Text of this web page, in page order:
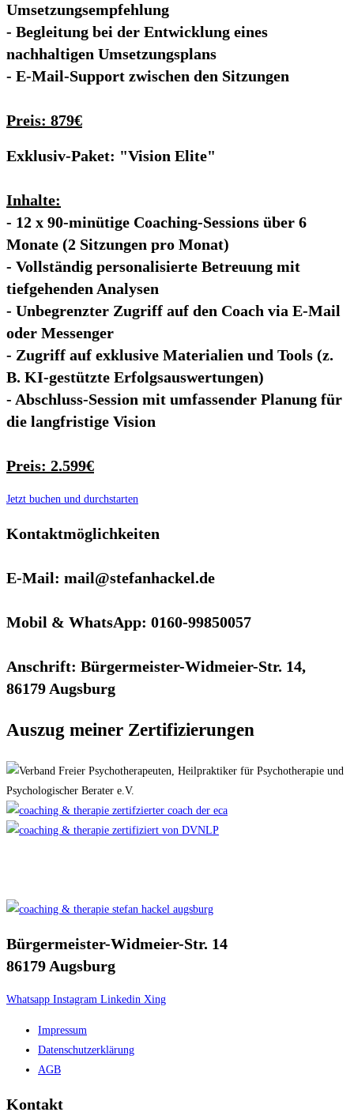
Umsetzungsempfehlung
- Begleitung bei der Entwicklung eines
nachhaltigen Umsetzungsplans
- E-Mail-Support zwischen den Sitzungen
Preis: 879€
Exklusiv-Paket: "Vision Elite"
Inhalte:
- 12 x 90-minütige Coaching-Sessions über 6
Monate (2 Sitzungen pro Monat)
- Vollständig personalisierte Betreuung mit
tiefgehenden Analysen
- Unbegrenzter Zugriff auf den Coach via E-Mail
oder Messenger
- Zugriff auf exklusive Materialien und Tools (z.
B. KI-gestützte Erfolgsauswertungen)
- Abschluss-Session mit umfassender Planung für
die langfristige Vision
Preis: 2.599€
Jetzt buchen und durchstarten
Kontaktmöglichkeiten
E-Mail: mail@stefanhackel.de
Mobil & WhatsApp: 0160-99850057
Anschrift: Bürgermeister-Widmeier-Str. 14,
86179 Augsburg
Auszug meiner Zertifizierungen
Bürgermeister-Widmeier-Str. 14
86179 Augsburg
Whatsapp Instagram Linkedin Xing
Impressum
Datenschutzerklärung
AGB
Kontakt